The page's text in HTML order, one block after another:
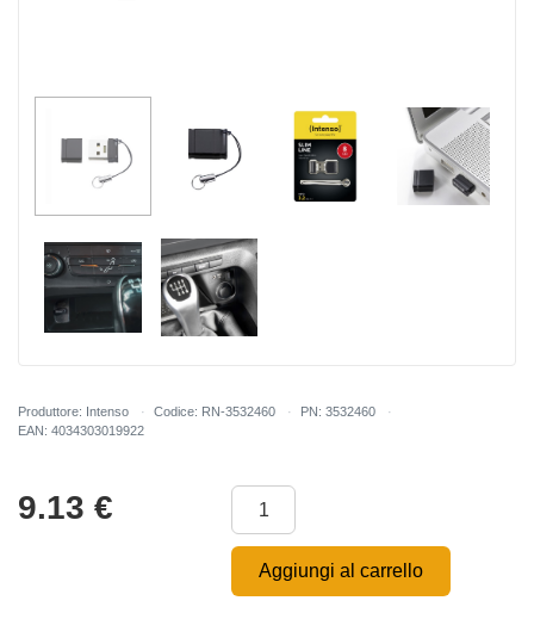
Produttore: Intenso Codice: RN-3532460
PN: 3532460
EAN: 4034303019922
9.13 €
Aggiungi al carrello